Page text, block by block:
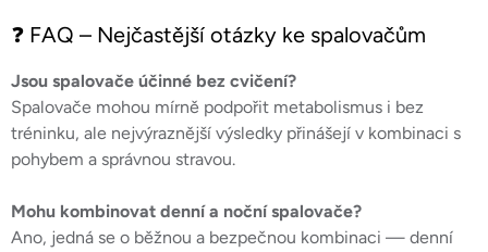
❓ FAQ – Nejčastější otázky ke spalovačům
Jsou spalovače účinné bez cvičení?
Spalovače mohou mírně podpořit metabolismus i bez
tréninku, ale nejvýraznější výsledky přinášejí v kombinaci s
pohybem a správnou stravou.
Mohu kombinovat denní a noční spalovače?
Ano, jedná se o běžnou a bezpečnou kombinaci — denní